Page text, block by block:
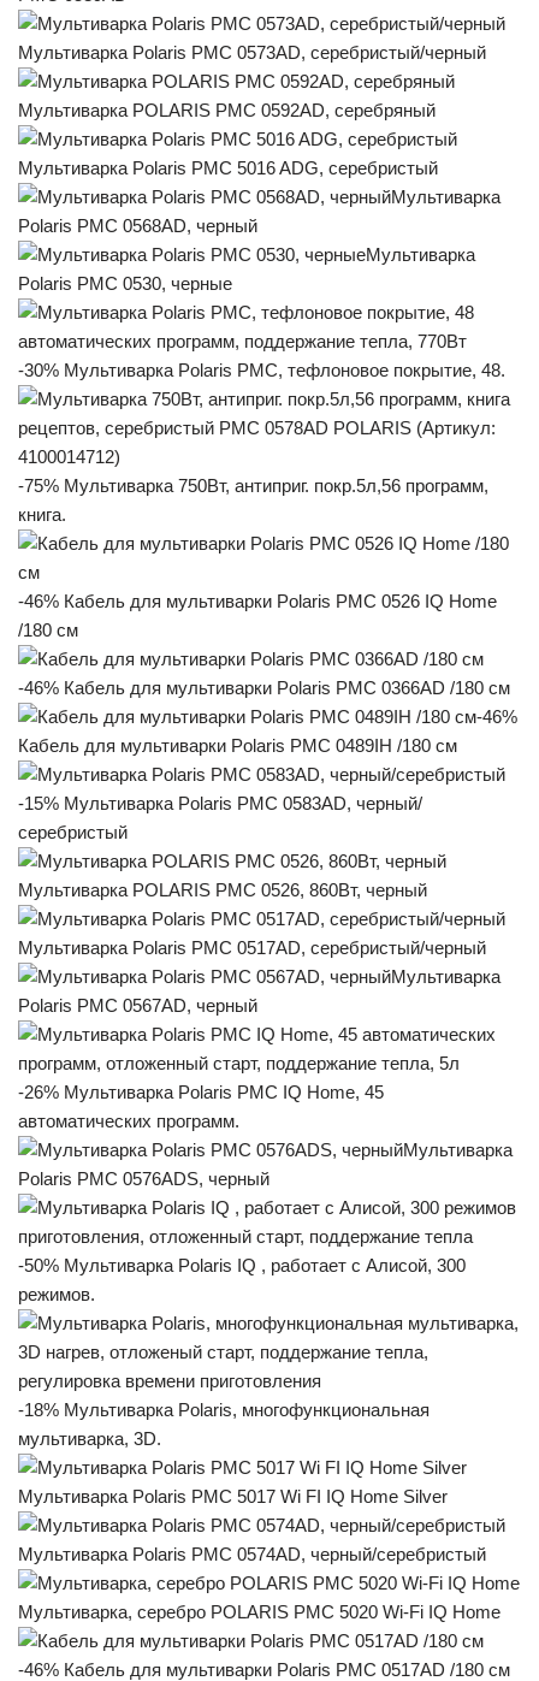
Мультиварка Polaris PMC 0573AD, серебристый/черный
Мультиварка POLARIS PMC 0592AD, серебряный
Мультиварка Polaris PMC 5016 ADG, серебристый
Мультиварка
Polaris PMC 0568AD, черный
Мультиварка
Polaris PMC 0530, черные
-30% Мультиварка Polaris PMC, тефлоновое покрытие, 48.
-75% Мультиварка 750Вт, антиприг. покр.5л,56 программ,
книга.
-46% Кабель для мультиварки Polaris PMC 0526 IQ Home
/180 см
-46% Кабель для мультиварки Polaris PMC 0366AD /180 см
-46%
Кабель для мультиварки Polaris PMC 0489IH /180 см
-15% Мультиварка Polaris PMC 0583AD, черный/
серебристый
Мультиварка POLARIS PMC 0526, 860Вт, черный
Мультиварка Polaris PMC 0517AD, серебристый/черный
Мультиварка
Polaris PMC 0567AD, черный
-26% Мультиварка Polaris PMC IQ Home, 45
автоматических программ.
Мультиварка
Polaris PMC 0576ADS, черный
-50% Мультиварка Polaris IQ , работает с Алисой, 300
режимов.
-18% Мультиварка Polaris, многофункциональная
мультиварка, 3D.
Мультиварка Polaris PMC 5017 Wi FI IQ Home Silver
Мультиварка Polaris PMC 0574AD, черный/серебристый
Мультиварка, серебро POLARIS PMC 5020 Wi-Fi IQ Home
-46% Кабель для мультиварки Polaris PMC 0517AD /180 см